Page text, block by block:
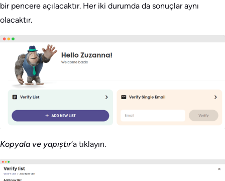
bir pencere açılacaktır. Her iki durumda da sonuçlar aynı
olacaktır.
Kopyala ve yapıştır‘a tıklayın.